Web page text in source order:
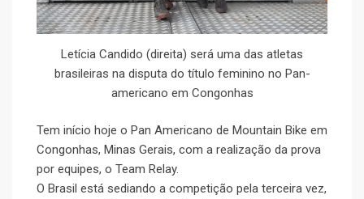
Letícia Candido (direita) será uma das atletas
brasileiras na disputa do título feminino no Pan-
americano em Congonhas
Tem início hoje o Pan Americano de Mountain Bike em
Congonhas, Minas Gerais, com a realização da prova
por equipes, o Team Relay.
O Brasil está sediando a competição pela terceira vez,